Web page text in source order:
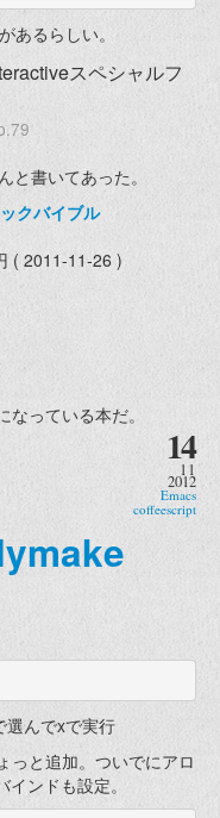
あるらしい。
スペシャルフ
書いてあった。
クバイブル
( 2011-11-26 )
っている本だ。
14
11
2012
Emacs
coffeescript
んでxで実行
っと追加。ついでにアロ
ンドも設定。